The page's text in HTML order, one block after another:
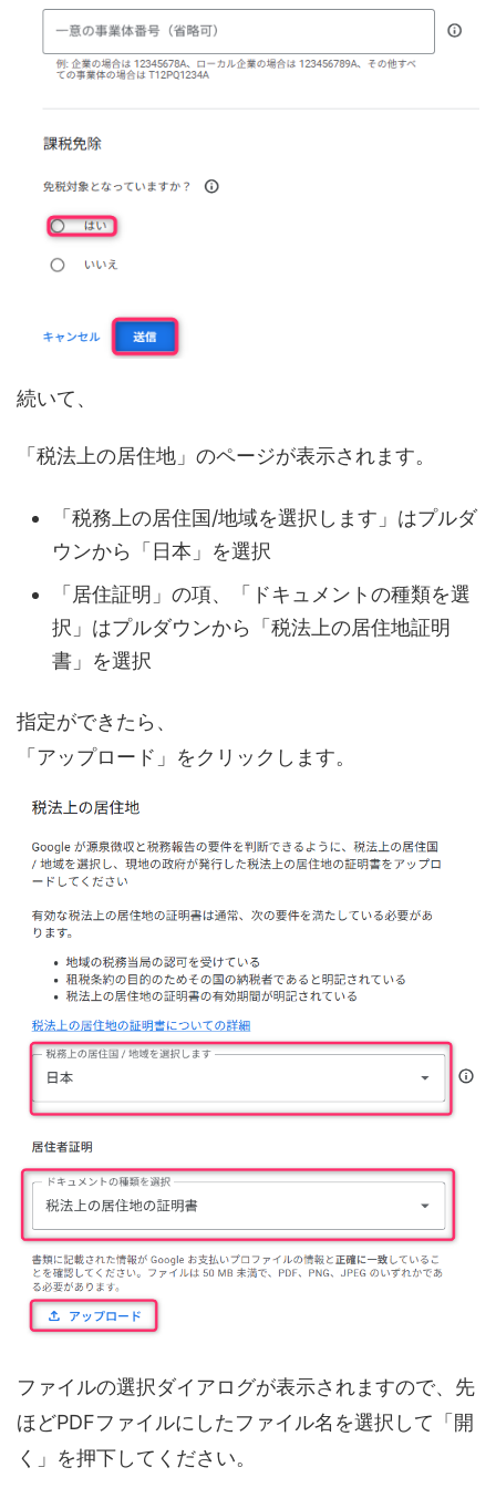
続いて、
「税法上の居住地」のページが表示されます。
「税務上の居住国/地域を選択します」はプルダ
ウンから「日本」を選択
「居住証明」の項、「ドキュメントの種類を選
択」はプルダウンから「税法上の居住地証明
書」を選択
指定ができたら、
「アップロード」をクリックします。
ファイルの選択ダイアログが表示されますので、先
ほどPDFファイルにしたファイル名を選択して「開
く」を押下してください。